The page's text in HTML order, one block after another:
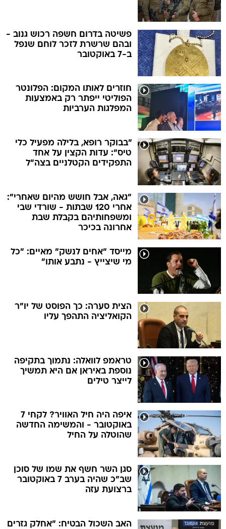
פשיטה בדרום חשפה רכוש גנוב -
ובהם שרשרת לזכר לוחם שנפל
ב-7 באוקטובר
חוזרים לאותו המקום: הפלונטר
הפוליטי ייפתר רק באמצעות
המפלגות הערביות
"בבוקר רופא, בלילה מפעיל כלי
טיס": עדות הקצין על אחד
התפקידים הקטלניים בצה"ל
"גאה, אבל חושש מהיום שאחרי":
אחרי 120 שבתות - שורדי שבי
ומשפחותיהם בקבלת שבת
אחרונה בכיכר
מייסד "אחים לנשק" מאיים: "כל
מי שיצייץ - נתבע אותו"
הצית סערה: כך הפוסט של יו"ר
הקואליציה התהפך עליו
טראמפ לוואלה: נתמוך בתקיפה
נוספת באיראן אם היא תמשיך
לייצר טילים
איפה היה חיל האוויר? לקחי 7
באוקטובר - והמשימה החדשה
שהוטלה על החיל
סגן השר חשף את שמו של סוכן
שב"כ שהיה בערב 7 באוקטובר
ברצועת עזה
האב השכול הבטיח: "אחלק גזרים